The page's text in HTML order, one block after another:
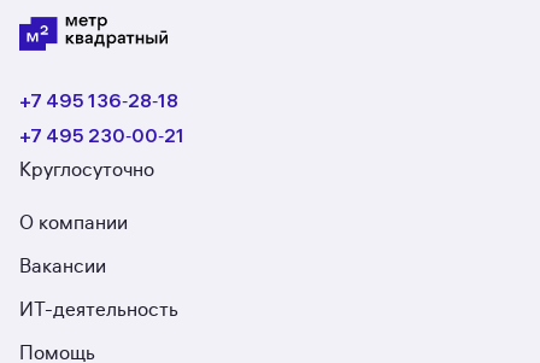
+7 495 136‑28‑18
+7 495 230‑00‑21
Круглосуточно
О компании
Вакансии
ИТ-деятельность
Помощь